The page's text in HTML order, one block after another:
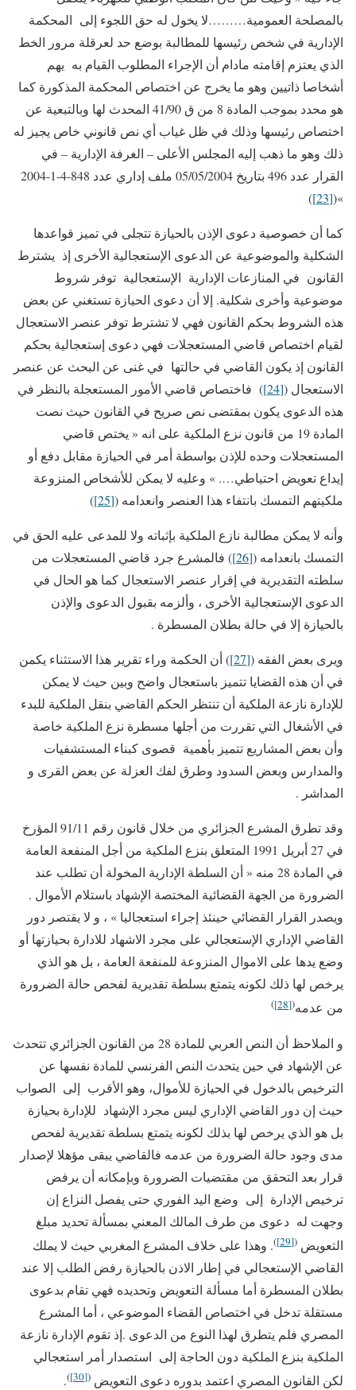
بالمصلحة العمومية………لا يخول له حق اللجوء إلى المحكمة
الإدارية في شخص رئيسها للمطالبة بوضع حد لعرقلة مرور الخط
الذي يعتزم إقامته مادام أن الإجراء المطلوب القيام به يهم
أشخاصا ذاتيين وهو ما يخرج عن اختصاص المحكمة المذكورة كما
هو محدد بموجب المادة 8 من ق 41/90 المحدث لها وبالتبعية عن
اختصاص رئيسها وذلك في ظل غياب أي نص قانوني خاص يجيز له
ذلك وهو ما ذهب إليه المجلس الأعلى – الغرفة الإدارية – في
القرار عدد 496 بتاريخ 05/05/2004 ملف إداري عدد 848-4-1-2004
»(
[23]
)
كما أن خصوصية دعوى الإذن بالحيازة تتجلى في تميز قواعدها
الشكلية والموضوعية عن الدعوى الإستعجالية الأخرى إذ يشترط
القانون في المنازعات الإدارية الإستعجالية توفر شروط
موضوعية وأخرى شكلية. إلا أن دعوى الحيازة تستغني عن بعض
هذه الشروط بحكم القانون فهي لا تشترط توفر عنصر الاستعجال
لقيام اختصاص قاضي المستعجلات فهي دعوى إستعجالية بحكم
القانون إذ يكون القاضي في حالتها في غنى عن البحث عن عنصر
الاستعجال ([24]
) فاختصاص قاضي الأمور المستعجلة بالنظر في
هذه الدعوى يكون بمقتضى نص صريح في القانون حيث نصت
المادة 19 من قانون نزع الملكية على انه « يختص قاضي
المستعجلات وحده للإذن بواسطة أمر في الحيازة مقابل دفع أو
إيداع تعويض احتياطي…. » وعليه لا يمكن للأشخاص المنزوعة
ملكيتهم التمسك بانتفاء هذا العنصر وانعدامه ([25]
)
وأنه لا يمكن مطالبة نازع الملكية بإثباته ولا للمدعى عليه الحق في
التمسك بانعدامه ([26]
) فالمشرع جرد قاضي المستعجلات من
سلطته التقديرية في إقرار عنصر الاستعجال كما هو الحال في
الدعوى الإستعجالية الأخرى ، وألزمه بقبول الدعوى والإذن
بالحيازة إلا في حالة بطلان المسطرة .
ويرى بعض الفقه ([27]
) أن الحكمة وراء تقرير هذا الاستثناء يكمن
في أن هذه القضايا تتميز باستعجال واضح وبين حيث لا يمكن
للإدارة نازعة الملكية أن تنتظر الحكم القاضي بنقل الملكية للبدء
في الأشغال التي تقررت من أجلها مسطرة نزع الملكية خاصة
وأن بعض المشاريع تتميز بأهمية قصوى كبناء المستشفيات
والمدارس وبعض السدود وطرق لفك العزلة عن بعض القرى و
المداشر .
وقد تطرق المشرع الجزائري من خلال قانون رقم 91/11 المؤرخ
في 27 أبريل 1991 المتعلق بنزع الملكية من أجل المنفعة العامة
في المادة 28 منه « أن السلطة الإدارية المخولة أن تطلب عند
الضرورة من الجهة القضائية المختصة الإشهاد باستلام الأموال .
ويصدر القرار القضائي حينئذ إجراء استعجاليا » ، و لا يقتصر دور
القاضي الإداري الإستعجالي على مجرد الاشهاد للادارة بحيازتها أو
وضع يدها على الاموال المنزوعة للمنفعة العامة ، بل هو الذي
يرخص لها ذلك لكونه يتمتع بسلطة تقديرية لفحص حالة الضرورة
من عدمه(
[28]
)
و الملاحظ أن النص العربي للمادة 28 من القانون الجزائري تتحدث
عن الإشهاد في حين يتحدث النص الفرنسي للمادة نفسها عن
الترخيص بالدخول في الحيازة للأموال، وهو الأقرب إلى الصواب
حيث إن دور القاضي الإداري ليس مجرد الإشهاد للإدارة بحيازة
بل هو الذي يرخص لها بذلك لكونه يتمتع بسلطة تقديرية لفحص
مدى وجود حالة الضرورة من عدمه فالقاضي يبقى مؤهلا لإصدار
قرار بعد التحقق من مقتضيات الضرورة وبإمكانه أن يرفض
ترخيص الإدارة إلى وضع اليد الفوري حتى يفصل النزاع إن
وجهت له دعوى من طرف المالك المعني بمسألة تحديد مبلغ
التعويض (
[29]
). وهذا على خلاف المشرع المغربي حيث لا يملك
القاضي الإستعجالي في إطار الاذن بالحيازة رفض الطلب إلا عند
بطلان المسطرة أما مسألة التعويض وتحديده فهي تقام بدعوى
مستقلة تدخل في اختصاص القضاء الموضوعي ، أما المشرع
المصري فلم يتطرق لهذا النوع من الدعوى .إذ تقوم الإدارة نازعة
الملكية بنزع الملكية دون الحاجة إلى استصدار أمر استعجالي
لكن القانون المصري اعتمد بدوره دعوى التعويض (
[30]
)
.